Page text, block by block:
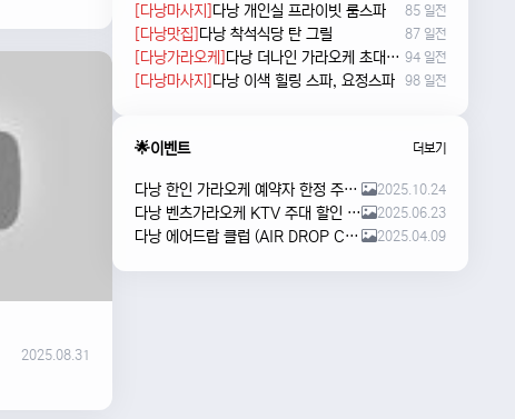
2025.08.31
[다낭마사지] 다낭 개인실 프라이빗 룸스파 85 일전
[다낭맛집] 다낭 착석식당 탄 그릴 87 일전
[다낭가라오케] 다낭 더나인 가라오케 초대형 신상 karaoke 94 일전
[다낭마사지] 다낭 이색 힐링 스파, 요정스파 98 일전
🌟이벤트 더보기
다낭 한인 가라오케 예약자 한정 주류 이벤트 안내 2025.10.24
다낭 벤츠가라오케 KTV 주대 할인 해피아워 이벤트 2025.06.23
다낭 에어드랍 클럽 (AIR DROP CLUB) 오픈 이벤트!! 2025.04.09